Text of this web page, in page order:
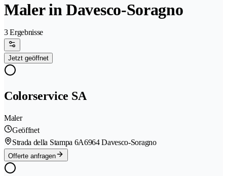
Maler in Davesco-Soragno
3 Ergebnisse
Jetzt geöffnet
Colorservice SA
Maler
Geöffnet
Strada della Stampa 6A6964 Davesco-Soragno
Offerte anfragen